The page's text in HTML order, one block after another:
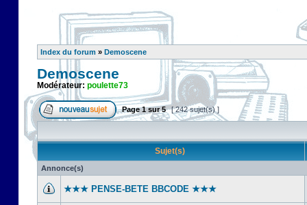
Index du forum » Demoscene
Demoscene
Modérateur: poulette73
Page1sur5 [ 242 sujet(s) ]
Sujet(s)
Annonce(s)
★★★ PENSE-BETE BBCODE ★★★